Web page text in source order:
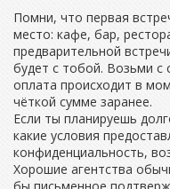
Помни, что первая
место: кафе, бар,
предварительной
будет с тобой. Возьми с
оплата происходит в
чёткой сумме заранее.
Если ты планируешь
какие условия
конфиденциальность,
Хорошие агентства